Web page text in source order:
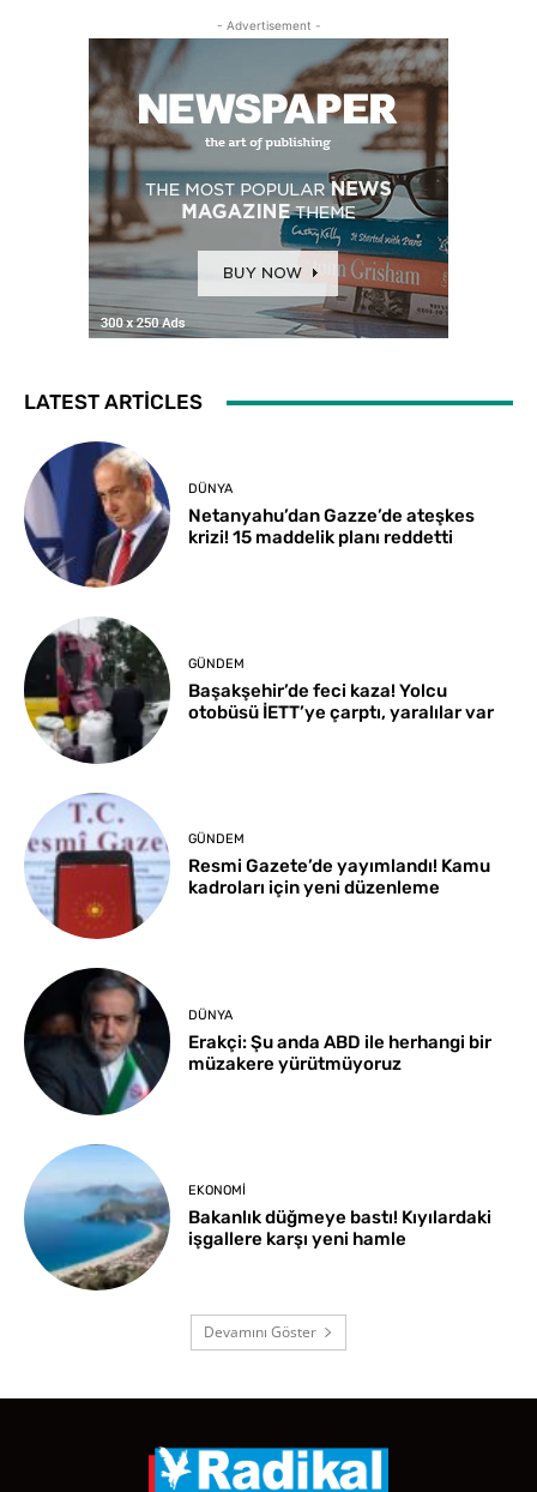
- Advertisement -
LATEST ARTICLES
DÜNYA
Netanyahu’dan Gazze’de ateşkes
krizi! 15 maddelik planı reddetti
GÜNDEM
Başakşehir’de feci kaza! Yolcu
otobüsü İETT’ye çarptı, yaralılar var
GÜNDEM
Resmi Gazete’de yayımlandı! Kamu
kadroları için yeni düzenleme
DÜNYA
Erakçi: Şu anda ABD ile herhangi bir
müzakere yürütmüyoruz
EKONOMI
Bakanlık düğmeye bastı! Kıyılardaki
işgallere karşı yeni hamle
Devamını Göster